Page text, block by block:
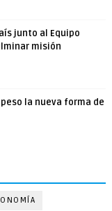
junto al Equipo
misión
la nueva forma de